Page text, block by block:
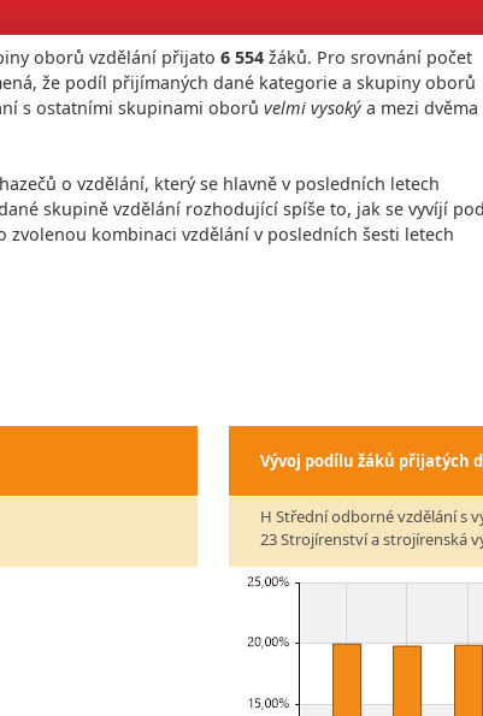
oborů vzdělání přijato 6 554 žáků. Pro srovnání počet
že podíl přijímaných dané kategorie a skupiny oborů
s ostatními skupinami oborů velmi vysokýa mezi dvěma
o vzdělání, který se hlavně v posledních letech
skupině vzdělání rozhodující spíše to, jak se vyvíjí
kombinaci vzdělání v posledních šesti letech
Vývoj podílu žáků přijatých
H Střední odborné vzdělání s
23 Strojírenství a strojírenská